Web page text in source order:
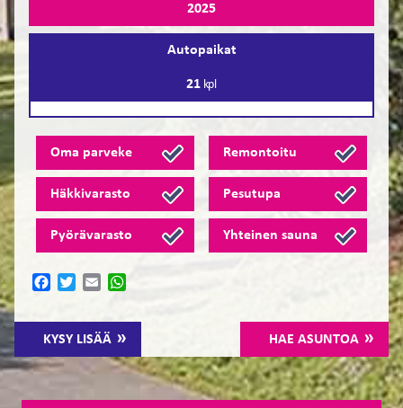
2025
Autopaikat
21kpl
Oma parveke Remontoitu
Häkkivarasto Pesutupa
Pyörävarasto Yhteinen sauna
KYSY LISÄÄ HAE ASUNTOA
FacebookTwitterEmail